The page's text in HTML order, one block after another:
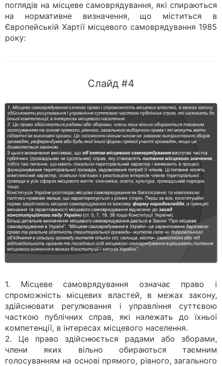
поглядів на місцеве самоврядування, які спираються
на нормативне визначення, що міститься в
Європейській Хартії місцевого самоврядування 1985
року:
Слайд #4
1. Місцеве самоврядування означає право і
спроможність місцевих властей, в межах закону,
здійснювати регулювання і управління суттєвою
часткою публічних справ, які належать до їхньої
компетенції, в інтересах місцевого населення.
2. Це право здійснюється радами або зборами,
члени яких вільно обираються таємним
голосуванням на основі прямого, рівного, загального